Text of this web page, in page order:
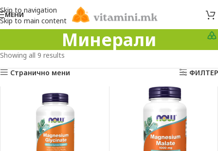
Skip to navigation
Skip to main content
МЕНИ
Минерали
Showing all 9 results
Странично мени ФИЛТЕР